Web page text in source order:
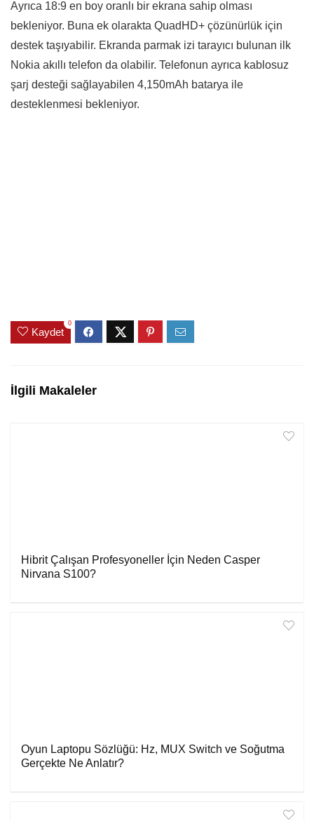
Ayrıca 18:9 en boy oranlı bir ekrana sahip olması
bekleniyor. Buna ek olarakta QuadHD+ çözünürlük için
destek taşıyabilir. Ekranda parmak izi tarayıcı bulunan ilk
Nokia akıllı telefon da olabilir. Telefonun ayrıca kablosuz
şarj desteği sağlayabilen 4,150mAh batarya ile
desteklenmesi bekleniyor.
Kaydet
0
İlgili Makaleler
Hibrit Çalışan Profesyoneller İçin Neden Casper
Nirvana S100?
Oyun Laptopu Sözlüğü: Hz, MUX Switch ve Soğutma
Gerçekte Ne Anlatır?